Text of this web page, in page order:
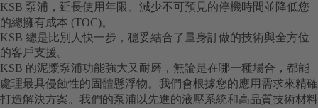
KSB 泵浦，延長使用年限、減少不可預見的停機時間並降低您
的總擁有成本 (TOC)。
KSB 總是比別人快一步，穩妥結合了量身訂做的技術與全方位
的客戶支援。
KSB 的泥漿泵浦功能強大又耐磨，無論是在哪一種場合，都能
處理最具侵蝕性的固體懸浮物。我們會根據您的應用需求來精確
打造解決方案。我們的泵浦以先進的液壓系統和高品質技術材料